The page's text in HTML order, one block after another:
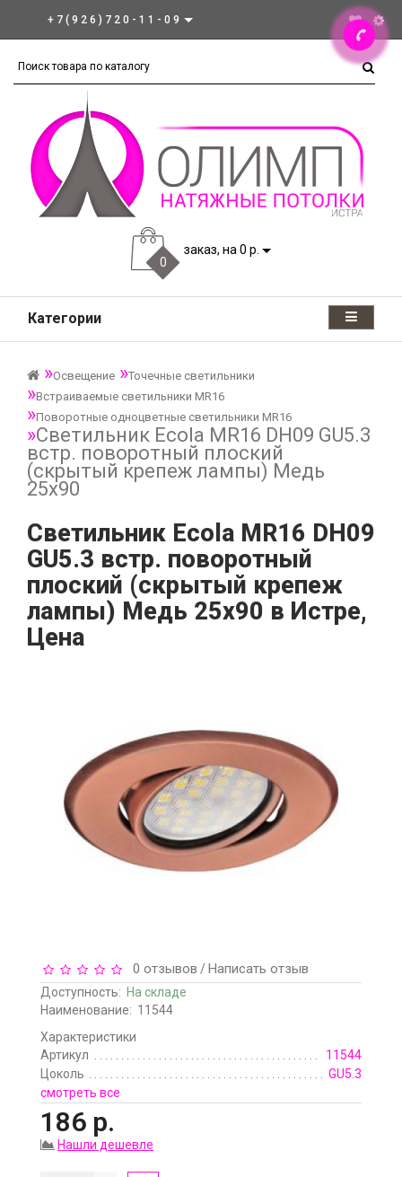
+7(926)720-11-09
0
заказ, на 0 р.
Категории
Освещение
Точечные светильники
Встраиваемые светильники MR16
Поворотные одноцветные светильники MR16
Светильник Ecola MR16 DH09 GU5.3
встр. поворотный плоский
(скрытый крепеж лампы) Медь
25x90
Светильник Ecola MR16 DH09
GU5.3 встр. поворотный
плоский (скрытый крепеж
лампы) Медь 25x90 в Истре,
Цена
0 отзывов /Написать отзыв
Доступность: На складе
Наименование: 11544
Характеристики
Артикул
11544
Цоколь
GU5.3
смотреть все
186 р.
Нашли дешевле